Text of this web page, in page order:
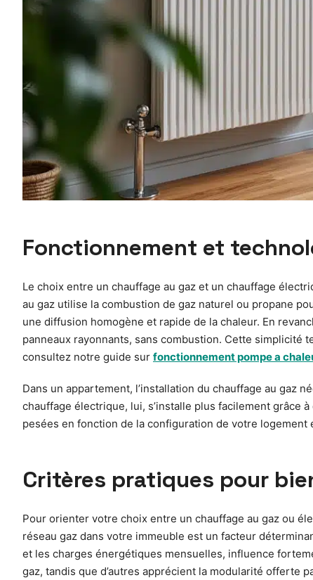
Fonctionnement et
Le choix entre un chauffage au gaz et un chauffage
au gaz utilise la combustion de gaz naturel ou propane
une diffusion homogène et rapide de la chaleur. En
panneaux rayonnants, sans combustion. Cette simplicité
consultez notre guide sur fonctionnement pompe a
Dans un appartement, l’installation du chauffage au gaz
chauffage électrique, lui, s’installe plus facilement grâce
pesées en fonction de la configuration de votre
Critères pratiques pour
Pour orienter votre choix entre un chauffage au gaz ou
réseau gaz dans votre immeuble est un facteur
et les charges énergétiques mensuelles, influence
gaz, tandis que d’autres apprécient la modularité offerte